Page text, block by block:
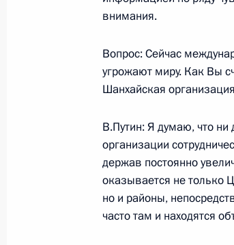
Вступительное слово
совета по вопросам
федеральным
21 ноября 2002 года, 19:06
19 ноября 2002 года,
Выступление перед
внимания.
Вопрос: Сейчас
угрожают миру. Как Вы
Шанхайская
В.Путин: Я думаю, что ни
организации
держав постоянно
оказывается не только
но и районы,
часто там и находятся